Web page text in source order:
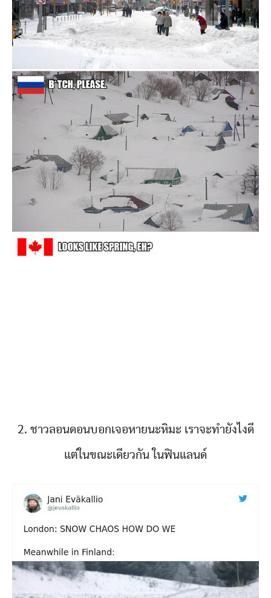
2. ชาวลอนดอนบอกเจอหายนะหิมะ เราจะทำยังไงดี
แต่ในขณะเดียวกัน ในฟินแลนด์